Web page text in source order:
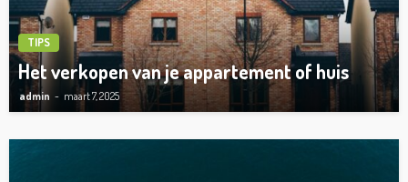
TIPS
Het verkopen van je appartement of huis
admin maart 7, 2025